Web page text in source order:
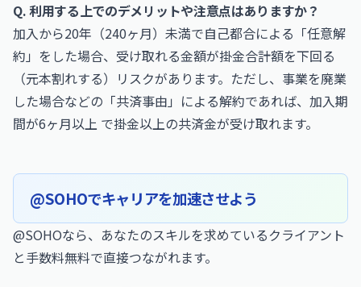
Q. 利用する上でのデメリットや注意点はありますか？
加入から20年（240ヶ月）未満で自己都合による「任意解
約」をした場合、受け取れる金額が掛金合計額を下回る
（元本割れする）リスクがあります。ただし、事業を廃業
した場合などの「共済事由」による解約であれば、加入期
間が6ヶ月以上 で掛金以上の共済金が受け取れます。
@SOHOでキャリアを加速させよう
@SOHOなら、あなたのスキルを求めているクライアント
と手数料無料で直接つながれます。